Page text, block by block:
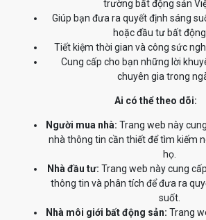
trường bất động sản
Giúp bạn đưa ra quyết định sáng
hoặc đầu tư bất động
Tiết kiệm thời gian và công sức
Cung cấp cho bạn những lời
chuyên gia trong
Ai có thể theo dõi:
Người mua nhà: Trang web này
nhà thông tin cần thiết để tìm kiếm
họ.
Nhà đầu tư: Trang web này cung
thông tin và phân tích để đưa ra
suốt.
Nhà môi giới bất động sản: Trang